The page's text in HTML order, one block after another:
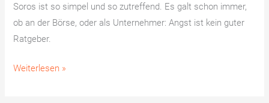
Soros ist so simpel und so zutreffend. Es galt schon immer,
ob an der Börse, oder als Unternehmer: Angst ist kein guter
Ratgeber.
Weiterlesen »